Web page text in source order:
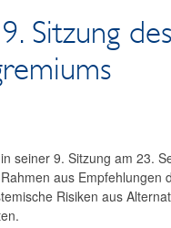
Sitzung des
seiner 9. Sitzung am 23.
aus
Risiken aus